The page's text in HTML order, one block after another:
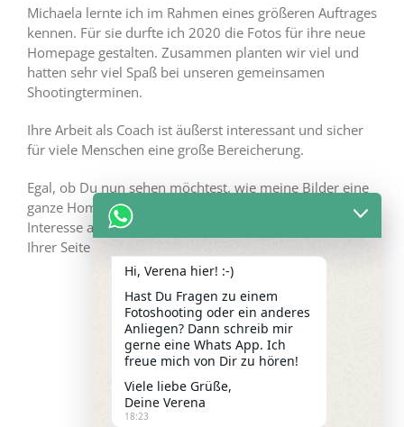
Michaela lernte ich im Rahmen eines größeren Auftrages
kennen. Für sie durfte ich 2020 die Fotos für ihre neue
Homepage gestalten. Zusammen planten wir viel und
hatten sehr viel Spaß bei unseren gemeinsamen
Shootingterminen.
Ihre Arbeit als Coach ist äußerst interessant und sicher
für viele Menschen eine große Bereicherung.
Egal, ob Du nun sehen möchtest, wie meine Bilder eine
ganze Homepage füllen können, oder Du näheres
Interesse an Michaelas Arbeit hast, sieh dich gerne auf
Ihrer Seite um.
Hi, Verena hier! :-)
Hast Du Fragen zu einem
Fotoshooting oder ein anderes
Anliegen? Dann schreib mir
gerne eine Whats App. Ich
freue mich von Dir zu hören!
Viele liebe Grüße,
Deine Verena
18:23